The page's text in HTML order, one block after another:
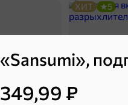
«Sansumi»,
349,99 ₽
ХИТ 5